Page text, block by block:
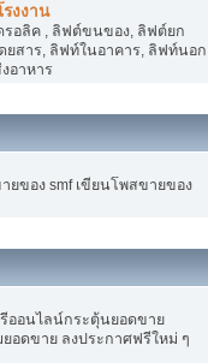
งงาน
อลิค , ลิฟต์ขนของ, ลิฟต์ยก
สาร, ลิฟท์ในอาคาร, ลิฟท์นอก
อาหาร
ยของ smf เขียนโพสขายของ
ออนไลน์กระตุ้นยอดขาย
อดขาย ลงประกาศฟรีใหม่ ๆ